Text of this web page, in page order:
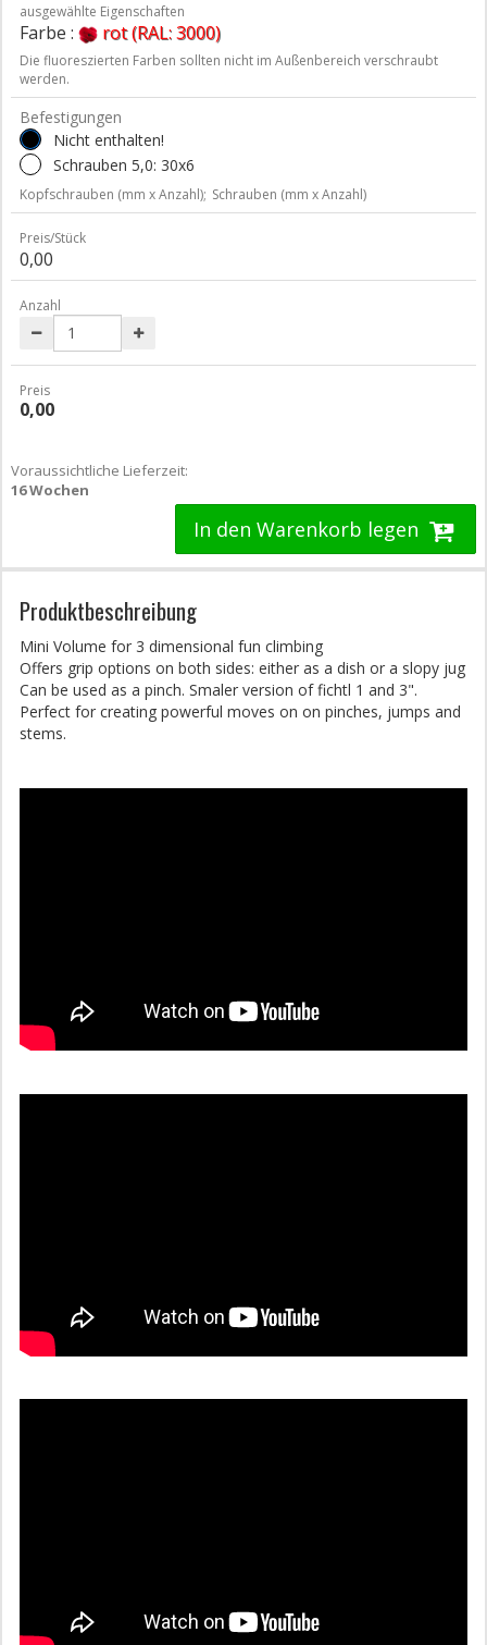
ausgewählte Eigenschaften
Farbe : rot (RAL: 3000)
Die fluoreszierten Farben sollten nicht im Außenbereich verschraubt
werden.
Befestigungen
Nicht enthalten!
Schrauben 5,0: 30x6
Kopfschrauben (mm x Anzahl); Schrauben (mm x Anzahl)
Preis/Stück
0,00
Anzahl
Preis
0,00
Voraussichtliche Lieferzeit:
16 Wochen
In den Warenkorb legen
Produktbeschreibung
Mini Volume for 3 dimensional fun climbing
Offers grip options on both sides: either as a dish or a slopy jug
Can be used as a pinch. Smaler version of fichtl 1 and 3".
Perfect for creating powerful moves on on pinches, jumps and
stems.